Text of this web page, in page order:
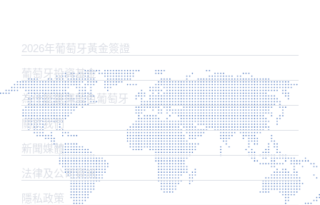
2026年葡萄牙黃金簽證
葡萄牙投資基金
為什麼選擇藍色葡萄牙
關於我們
新聞媒體
法律及公司資訊
​隱私政策